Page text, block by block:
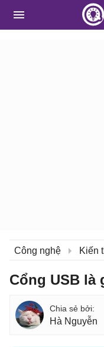
Công nghệ Kiến
Cổng USB là
Hà Nguyễn